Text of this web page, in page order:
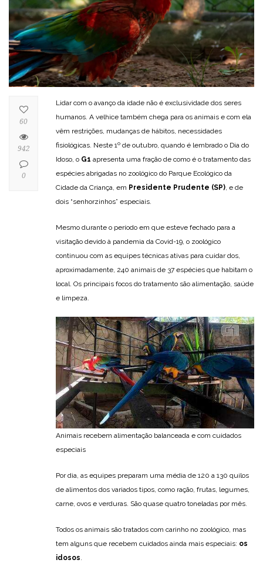
Lidar com o avanço da idade não é exclusividade dos seres
humanos. A velhice também chega para os animais e com ela
vêm restrições, mudanças de hábitos, necessidades
fisiológicas. Neste 1º de outubro, quando é lembrado o Dia do
Idoso, o G1 apresenta uma fração de como é o tratamento das
espécies abrigadas no zoológico do Parque Ecológico da
Cidade da Criança, em Presidente Prudente (SP) , e de
dois “senhorzinhos” especiais.
Mesmo durante o período em que esteve fechado para a
visitação devido à pandemia da Covid-19, o zoológico
continuou com as equipes técnicas ativas para cuidar dos,
aproximadamente, 240 animais de 37 espécies que habitam o
local. Os principais focos do tratamento são alimentação, saúde
e limpeza.
Animais recebem alimentação balanceada e com cuidados
especiais
Por dia, as equipes preparam uma média de 120 a 130 quilos
de alimentos dos variados tipos, como ração, frutas, legumes,
carne, ovos e verduras. São quase quatro toneladas por mês.
Todos os animais são tratados com carinho no zoológico, mas
tem alguns que recebem cuidados ainda mais especiais: os
idosos
60
942
0